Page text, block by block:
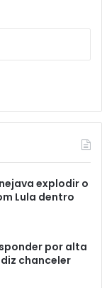
explodir o
Lula dentro
por alta
chanceler